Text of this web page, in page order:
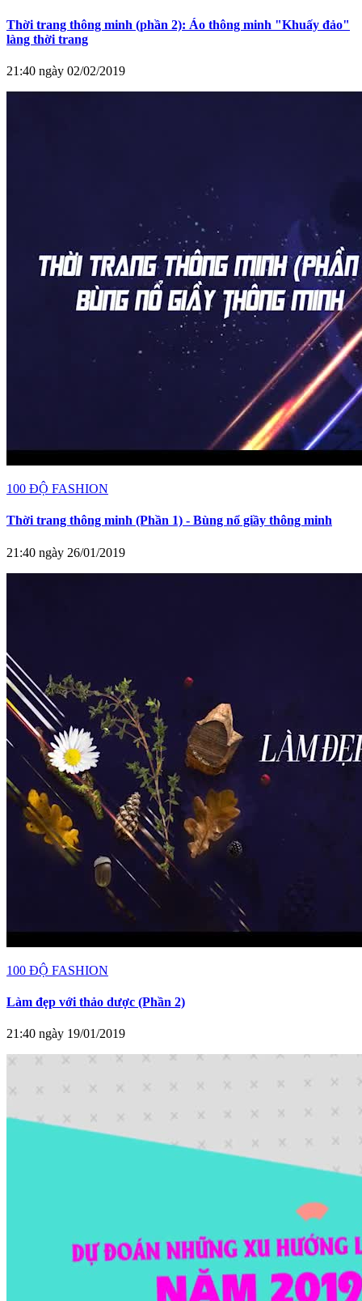
Thời trang thông minh (phần 2): Áo thông minh "Khuấy đảo"
làng thời trang
21:40 ngày 02/02/2019
100 ĐỘ FASHION
Thời trang thông minh (Phần 1) - Bùng nổ giầy thông minh
21:40 ngày 26/01/2019
100 ĐỘ FASHION
Làm đẹp với thảo dược (Phần 2)
21:40 ngày 19/01/2019